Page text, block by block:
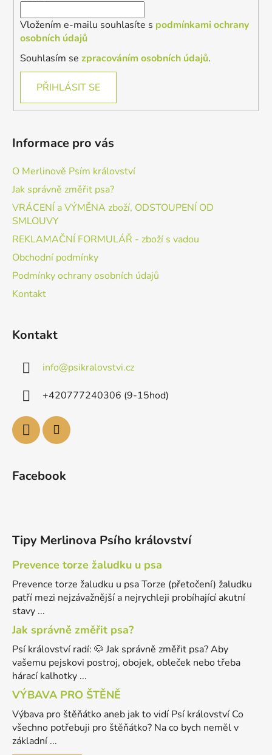
Vložením e-mailu souhlasíte s podmínkami ochrany
osobních údajů
Souhlasím se zpracováním osobních údajů.
PŘIHLÁSIT SE
Informace pro vás
O Merlinově Psím království
Jak správně změřit psa?
VRÁCENÍ a VÝMĚNA zboží, ODSTOUPENÍ OD
SMLOUVY
REKLAMAČNÍ FORMULÁŘ - zboží s vadou
Obchodní podmínky
Podmínky ochrany osobních údajů
Kontakt
Kontakt
info@psikralovstvi.cz
+420777240306 (9-15hod)
Facebook
Tipy Merlinova Psího království
Prevence torze žaludku u psa
Prevence torze žaludku u psa Torze (přetočení) žaludku
patří mezi nejzávažnější a nejrychleji probíhající akutní
stavy ...
Jak správně změřit psa?
Psí království radí: 🐶 Jak správně změřit psa? Aby
vašemu pejskovi postroj, obojek, obleček nebo třeba
hárací kalhotky ...
VÝBAVA PRO ŠTĚNĚ
Výbava pro štěňátko aneb jak to vidí Psí království Co
všechno potřebuji pro štěňátko? Na co bych neměl v
základní ...